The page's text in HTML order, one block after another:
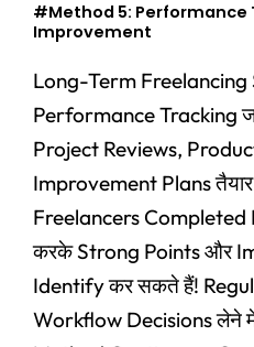
#Method 5: Performance
Improvement
Long-Term Freelancing
Performance Tracking
Project Reviews,
Improvement Plans
Freelancers
करके Strong Points और
Identify कर सकते हैं!
Workflow Decisions लेने